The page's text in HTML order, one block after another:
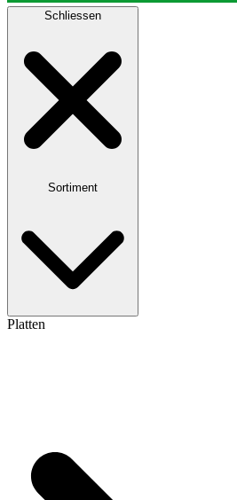
Schliessen
Sortiment
Platten